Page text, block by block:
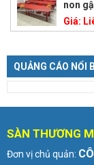
non
Giá:
QUẢNG CÁO NỔI
SÀN THƯƠNG
Đơn vị chủ quản: